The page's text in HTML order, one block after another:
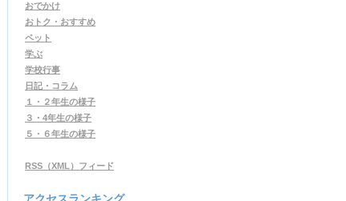
おでかけ
おトク・おすすめ
ペット
学ぶ
学校行事
日記・コラム
１・２年生の様子
３・4年生の様子
５・６年生の様子
RSS（XML）フィード